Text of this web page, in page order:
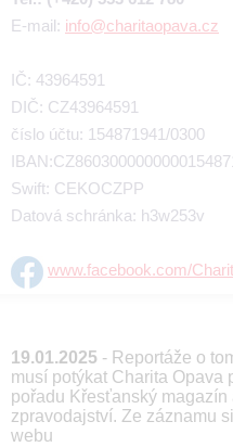
E-mail: info@charitaopava.cz
IČ: 43964591
DIČ: CZ43964591
číslo účtu: 154871941/0300
Swift: CEKOCZPP
Datová schránka: h3w253v
www.facebook.com/
19.01.2025 - Reportáže o
musí potýkat Charita Opava
pořadu Křesťanský magazín
zpravodajství. Ze záznamu
webu